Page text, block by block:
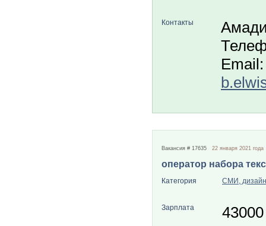
Контакты
Email:
Вакансия # 17635 22 января 2021 года
оператор набора
Категория СМИ,
Зарплата 43000